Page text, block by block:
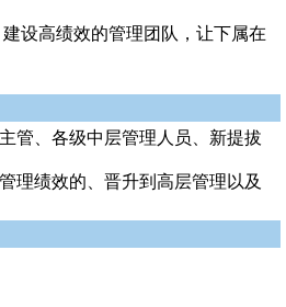
设高绩效的管理团队，让下属在
管、各级中层管理人员、新提拔
理绩效的、晋升到高层管理以及